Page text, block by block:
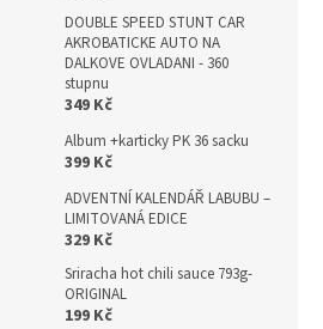
DOUBLE SPEED STUNT CAR
AKROBATICKE AUTO NA
DALKOVE OVLADANI - 360
stupnu
349 Kč
Album +karticky PK 36 sacku
399 Kč
ADVENTNÍ KALENDÁŘ LABUBU –
LIMITOVANÁ EDICE
329 Kč
Sriracha hot chili sauce 793g-
ORIGINAL
199 Kč